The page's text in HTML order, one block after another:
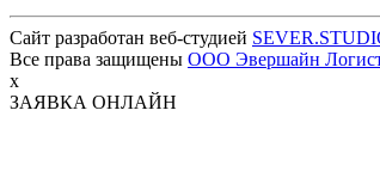
Сайт разработан веб-студией
Все права защищены ООО Эвершайн
x
ЗАЯВКА ОНЛАЙН